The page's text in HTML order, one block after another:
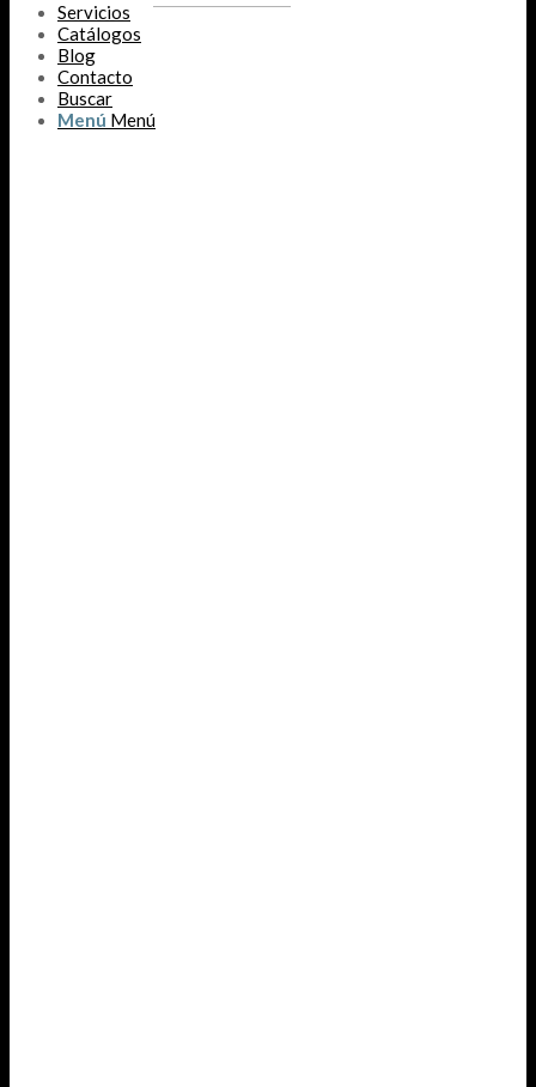
Servicios
Catálogos
Blog
Contacto
Buscar
Menú Menú